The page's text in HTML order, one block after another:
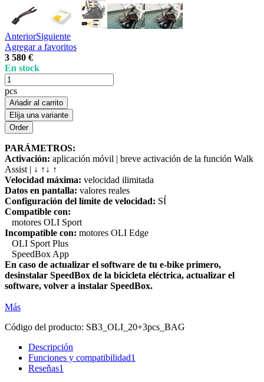
AnteriorSiguiente
Agregar a favoritos
3 580 €
En stock
pcs
Ańadir al carrito
Elija una variante
PARÁMETROS:
Activación: aplicación móvil | breve activación de la función Walk
Assist | ↓ ↑↓ ↑
Velocidad máxima: velocidad ilimitada
Datos en pantalla: valores reales
Configuración del límite de velocidad: SÍ
Compatible con:
motores OLI Sport
Incompatible con: motores OLI Edge
OLI Sport Plus
SpeedBox App
En caso de actualizar el software de tu e-bike primero,
desinstalar SpeedBox de la bicicleta eléctrica, actualizar el
software, volver a instalar SpeedBox.
Más
Código del producto: SB3_OLI_20+3pcs_BAG
Descripción
Funciones y compatibilidad1
Reseňas1